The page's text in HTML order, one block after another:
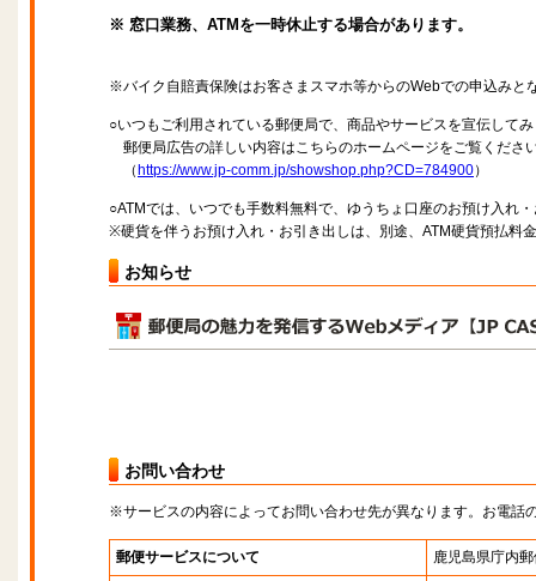
※ 窓口業務、ATMを一時休止する場合があります。
※バイク自賠責保険はお客さまスマホ等からのWebでの申込みと
○いつもご利用されている郵便局で、商品やサービスを宣伝して
郵便局広告の詳しい内容はこちらのホームページをご覧くださ
（ https://www.jp-comm.jp/showshop.php?CD=784900）
○ATMでは、いつでも手数料無料で、ゆうちょ口座のお預け入れ
※硬貨を伴うお預け入れ・お引き出しは、別途、ATM硬貨預払料
お知らせ
お問い合わせ
※サービスの内容によってお問い合わせ先が異なります。お電話
郵便サービスについて 鹿児島県庁内